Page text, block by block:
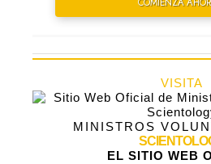
VISITA
MINISTROS
EL SITIO WEB